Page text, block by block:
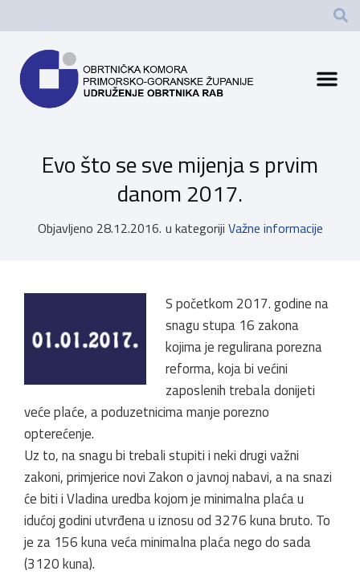
Evo što se sve mijenja s prvim
danom 2017.
Objavljeno 28.12.2016. u kategoriji Važne informacije
S početkom 2017. godine na
snagu stupa 16 zakona
kojima je regulirana porezna
reforma, koja bi većini
zaposlenih trebala donijeti
veće plaće, a poduzetnicima manje porezno
opterećenje.
Uz to, na snagu bi trebali stupiti i neki drugi važni
zakoni, primjerice novi Zakon o javnoj nabavi, a na snazi
će biti i Vladina uredba kojom je minimalna plaća u
idućoj godini utvrđena u iznosu od 3276 kuna bruto. To
je za 156 kuna veća minimalna plaća nego do sada
(3120 kuna).